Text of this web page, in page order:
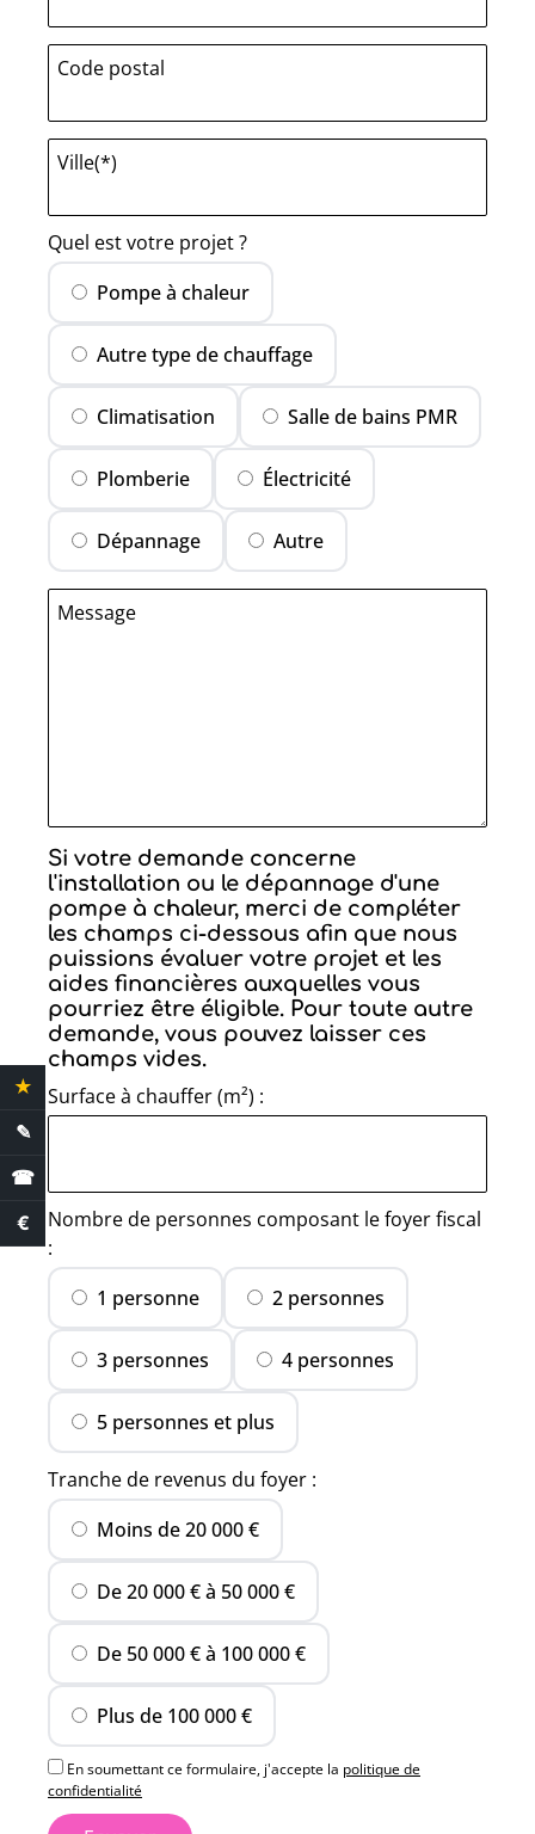
Code postal
Ville(*)
Quel est votre projet ?
Pompe à chaleur
Autre type de chauffage
Climatisation Salle de bains PMR
Plomberie Électricité
Dépannage Autre
Message
Si votre demande concerne
l'installation ou le dépannage d'une
pompe à chaleur, merci de compléter
les champs ci-dessous afin que nous
puissions évaluer votre projet et les
aides financières auxquelles vous
pourriez être éligible. Pour toute autre
demande, vous pouvez laisser ces
champs vides.
Surface à chauffer (m²) :
Nombre de personnes composant le foyer fiscal
:
1 personne
2 personnes
3 personnes 4 personnes
5 personnes et plus
Tranche de revenus du foyer :
Moins de 20 000 €
De 20 000 € à 50 000 €
De 50 000 € à 100 000 €
Plus de 100 000 €
En soumettant ce formulaire, j'accepte la politique de
confidentialité
★ 4.4 Avis clients
✎
☎
€
Estimation des aides